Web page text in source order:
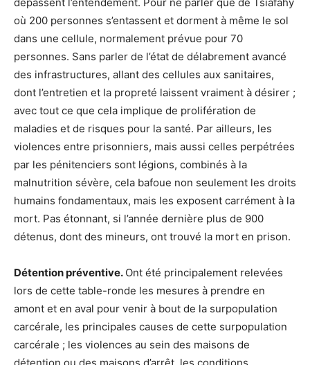
où 200 personnes s’entassent et dorment à même le sol
dans une cellule, normalement prévue pour 70
personnes. Sans parler de l’état de délabrement avancé
des infrastructures, allant des cellules aux sanitaires,
dont l’entretien et la propreté laissent vraiment à désirer ;
avec tout ce que cela implique de prolifération de
maladies et de risques pour la santé. Par ailleurs, les
violences entre prisonniers, mais aussi celles perpétrées
par les pénitenciers sont légions, combinés à la
malnutrition sévère, cela bafoue non seulement les droits
humains fondamentaux, mais les exposent carrément à la
mort. Pas étonnant, si l’année dernière plus de 900
détenus, dont des mineurs, ont trouvé la mort en prison.
Détention préventive. Ont été principalement relevées
lors de cette table-ronde les mesures à prendre en
amont et en aval pour venir à bout de la surpopulation
carcérale, les principales causes de cette surpopulation
carcérale ; les violences au sein des maisons de